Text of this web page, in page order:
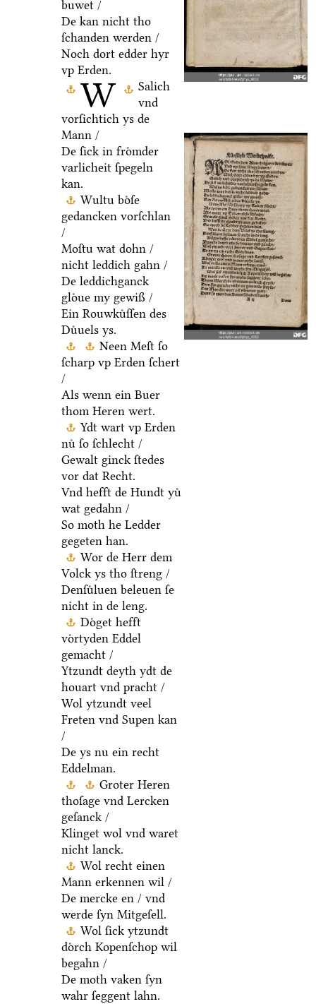
W
buwet /
De kan nicht tho
ſchanden werden /
Noch dort edder hyr
vp Erden.
Salich
vnd
vorſichtich ys de
Mann /
De ſick in froͤmder
varlicheit ſpegeln
kan.
Wultu boͤſe
gedancken vorſchlan
/
Moſtu wat dohn /
nicht leddich gahn /
De leddichganck
gloͤue my gewiß /
Ein Rouwkuͤſſen des
Duͤuels ys.
Neen Meſt ſo
ſcharp vp Erden ſchert
/
Als wenn ein Buer
thom Heren wert.
Ydt wart vp Erden
nuͤ ſo ſchlecht /
Gewalt ginck ſtedes
vor dat Recht.
Vnd hefft de Hundt yuͤ
wat gedahn /
So moth he Ledder
gegeten han.
Wor de Herr dem
Volck ys tho ſtreng /
Denſuͤluen beleuen ſe
nicht in de leng.
Doͤget hefft
voͤrtyden Eddel
gemacht /
Ytzundt deyth ydt de
houart vnd pracht /
Wol ytzundt veel
Freten vnd Supen kan
/
De ys nu ein recht
Eddelman.
Groter Heren
thoſage vnd Lercken
geſanck /
Klinget wol vnd waret
nicht lanck.
Wol recht einen
Mann erkennen wil /
De mercke en / vnd
werde ſyn Mitgeſell.
Wol ſick ytzundt
doͤrch Kopenſchop wil
begahn /
De moth vaken ſyn
wahr ſeggent lahn.